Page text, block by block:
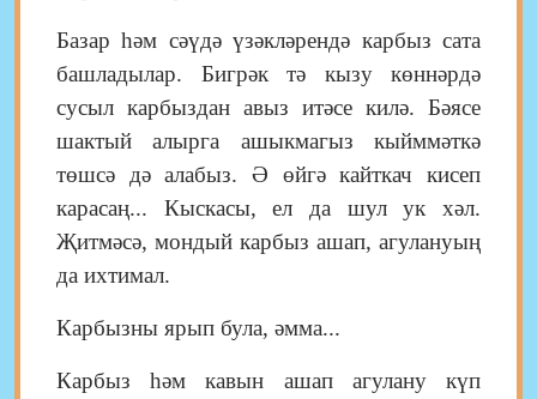
Базар һәм сәүдә үзәкләрендә карбыз сата
башладылар. Бигрәк тә кызу көннәрдә
сусыл карбыздан авыз итәсе килә. Бәясе
шактый алырга ашыкмагыз кыйммәткә
төшсә дә алабыз. Ә өйгә кайткач кисеп
карасаң... Кыскасы, ел да шул ук хәл.
Җитмәсә, мондый карбыз ашап, агулануың
да ихтимал.
Карбызны ярып була, әмма...
Карбыз һәм кавын ашап агулану күп